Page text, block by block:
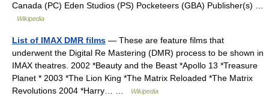
Canada (PC) Eden Studios (PS) Pocketeers (GBA) Publisher(s) …
Wikipedia
List of IMAX DMR films — These are feature films that
underwent the Digital Re Mastering (DMR) process to be shown in
IMAX theatres. 2002 *Beauty and the Beast *Apollo 13 *Treasure
Planet * 2003 *The Lion King *The Matrix Reloaded *The Matrix
Revolutions 2004 *Harry… …
Wikipedia